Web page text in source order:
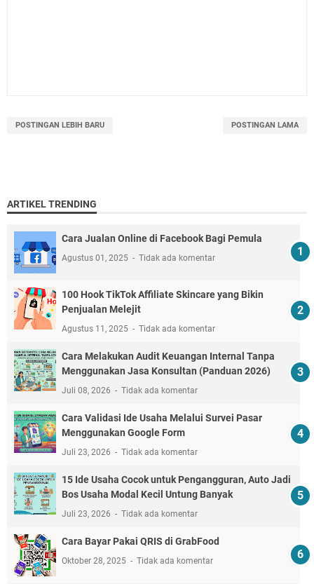
POSTINGAN LEBIH BARU POSTINGAN LAMA
ARTIKEL TRENDING
Cara Jualan Online di Facebook Bagi Pemula
Agustus 01, 2025 Tidak ada komentar
100 Hook TikTok Affiliate Skincare yang Bikin
Penjualan Melejit
Agustus 11, 2025 Tidak ada komentar
Cara Melakukan Audit Keuangan Internal Tanpa
Menggunakan Jasa Konsultan (Panduan 2026)
Juli 08, 2026 Tidak ada komentar
Cara Validasi Ide Usaha Melalui Survei Pasar
Menggunakan Google Form
Juli 23, 2026 Tidak ada komentar
15 Ide Usaha Cocok untuk Pengangguran, Auto Jadi
Bos Usaha Modal Kecil Untung Banyak
Juli 23, 2026 Tidak ada komentar
Cara Bayar Pakai QRIS di GrabFood
Oktober 28, 2025 Tidak ada komentar